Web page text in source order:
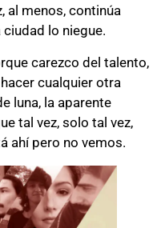
al menos, continúa
lo niegue.
carezco del talento,
cualquier otra
luna, la aparente
tal vez, solo tal vez,
ahí pero no vemos.